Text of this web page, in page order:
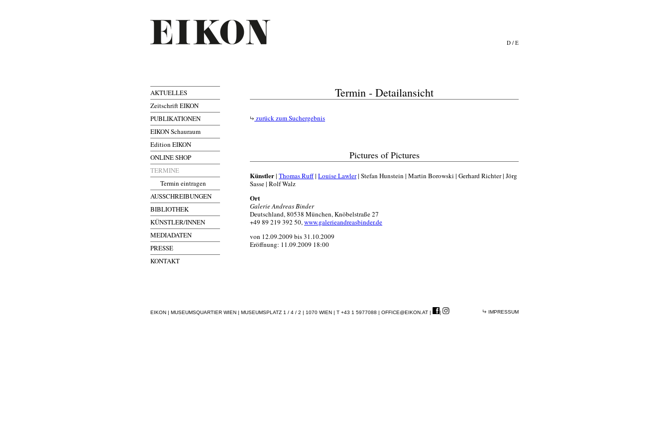
D / E
AKTUELLES
Zeitschrift EIKON
PUBLIKATIONEN
EIKON Schauraum
Edition EIKON
ONLINE SHOP
TERMINE
Termin eintragen
AUSSCHREIBUNGEN
BIBLIOTHEK
KÜNSTLER/INNEN
MEDIADATEN
PRESSE
KONTAKT
Termin - Detailansicht
zurück zum Suchergebnis
Pictures of Pictures
Künstler| Thomas Ruff| Louise Lawler| Stefan Hunstein | Martin Borowski | Gerhard Richter | Jörg
Sasse | Rolf Walz
Ort
Galerie Andreas Binder
Deutschland, 80538 München, Knöbelstraße 27
+49 89 219 392 50,www.galerieandreasbinder.de
von 12.09.2009 bis 31.10.2009
Eröffnung: 11.09.2009 18:00
EIKON | MUSEUMSQUARTIER WIEN | MUSEUMSPLATZ 1 / 4 / 2 | 1070 WIEN | T +43 1 5977088 | OFFICE@EIKON.AT | | IMPRESSUM